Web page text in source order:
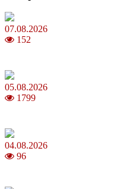
07.08.2026
152
05.08.2026
1799
04.08.2026
96